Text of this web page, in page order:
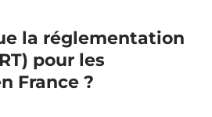
la réglementation
pour les
France ?